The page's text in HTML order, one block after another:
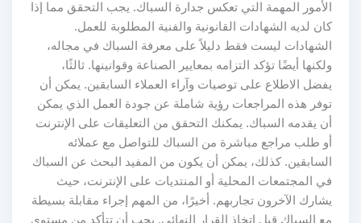
الأمور المهمة التي تعكس جدارة السباك. يجب التحقق مما إذا
كان لديه الشهادات القانونية والفنية المطلوبة للعمل.
الشهادات ليست فقط دليلاً على معرفة السباك في مجاله،
ولكنها أيضًا تؤكد التزامه بمعايير الصناعة وقوانينها. ثالثًا،
يفضل الاطلاع على توصيات وآراء العملاء السابقين. يمكن أن
توفر هذه المراجعات رؤية شاملة عن جودة العمل الذي يمكن
أن يقدمه السباك. يمكنك التحقق من التعليقات على الإنترنت
أو طلب مراجع مباشرة من السباك للتواصل مع عملائه
السابقين. كذلك، يمكن أن يكون من المفيد البحث عن السباك
في المجتمعات المحلية أو المنتديات على الإنترنت، حيث
يشارك الآخرون تجاربهم. أخيرًا، من المهم إجراء مقابلة بسيطة
مع السباك قبل اتخاذ القرار النهائي. يجب أن تتأكد من مستوى